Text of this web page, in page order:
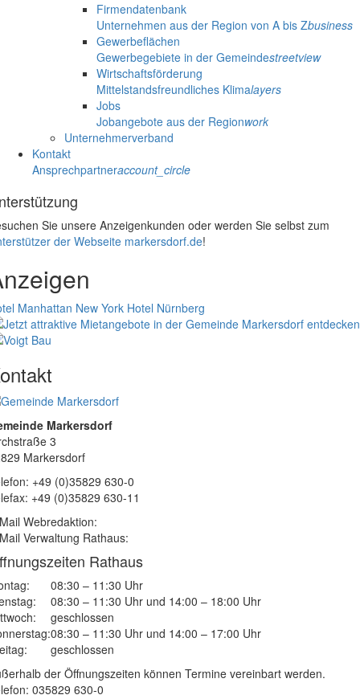
Firmendatenbank
Unternehmen aus der Region von A bis Zbusiness
Gewerbeflächen
Gewerbegebiete in der Gemeindestreetview
Wirtschaftsförderung
Mittelstandsfreundliches Klimalayers
Jobs
Jobangebote aus der Regionwork
Unternehmerverband
Kontakt
Ansprechpartneraccount_circle
Sie unsere Anzeigenkunden oder werden Sie selbst zum
der Webseite markersdorf.de!
Manhattan New York Hotel Nürnberg
Markersdorf
3
Markersdorf
+49 (0)35829 630-0
+49 (0)35829 630-11
Webredaktion:
Verwaltung Rathaus:
Rathaus
08:30 – 11:30 Uhr
08:30 – 11:30 Uhr und 14:00 – 18:00 Uhr
geschlossen
08:30 – 11:30 Uhr und 14:00 – 17:00 Uhr
geschlossen
der Öffnungszeiten können Termine vereinbart werden.
035829 630-0